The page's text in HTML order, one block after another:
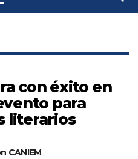
con éxito en
para
literarios
CANIEM